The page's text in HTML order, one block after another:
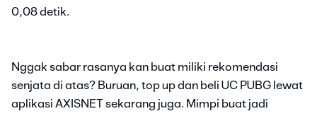
0,08 detik.
Nggak sabar rasanya kan buat miliki rekomendasi
senjata di atas? Buruan, top up dan beli UC PUBG lewat
aplikasi AXISNET sekarang juga. Mimpi buat jadi